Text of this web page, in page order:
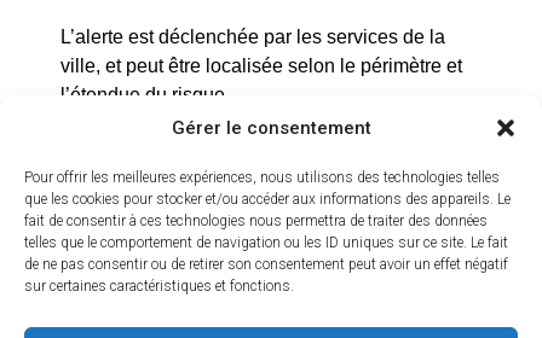
Gérer le consentement
Pour offrir les meilleures expériences, nous utilisons des technologies telles
que les cookies pour stocker et/ou accéder aux informations des appareils. Le
fait de consentir à ces technologies nous permettra de traiter des données
telles que le comportement de navigation ou les ID uniques sur ce site. Le fait
de ne pas consentir ou de retirer son consentement peut avoir un effet négatif
sur certaines caractéristiques et fonctions.
13640 La Roque d’Anthéron
04 42 95 70 70
Nous contacter
Horaires d'ouverture
Du lundi au jeudi :
de 8h30 à 11h30 et de 14h à 16h
Le vendredi :
L’alerte est déclenchée par les services de la
ville, et peut être localisée selon le périmètre et
l’étendue du risque.
bénéficier gratuitement de ce service d’alerte :
https://inscription.cedralis.com/